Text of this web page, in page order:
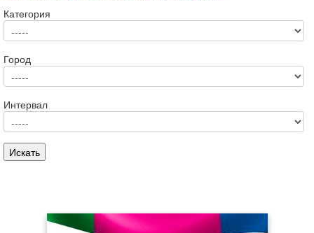
Категория
Город
Интервал